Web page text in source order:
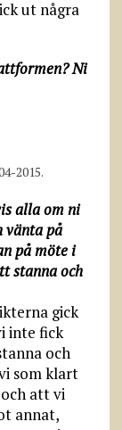
ut några
Ni
2015.
alla om ni
vänta på
på möte i
stanna och
gick
inte fick
och
som klart
att vi
annat,